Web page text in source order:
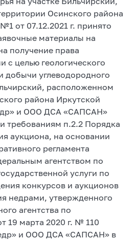
Осинского района
от 07.12.2021 г. принято
материалы на
получение права
с целью геологического
добычи углеводородного
расположенном
района Иркутской
и ООО ДСА «САПСАН»
требованиям п.2.2 Порядка
аукциона, на основании
регламента
агентством по
услуги по
конкурсов и аукционов
недрами, утвержденного
агентства по
19 марта 2020 г. № 110
и ООО ДСА «САПСАН» в